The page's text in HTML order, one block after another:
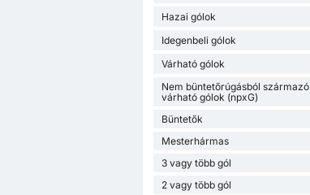
Hazai gólok
Idegenbeli gólok
Várható gólok
Nem büntetőrúgásból származó
várható gólok (npxG)
Büntetők
Mesterhármas
3 vagy több gól
2 vagy több gól